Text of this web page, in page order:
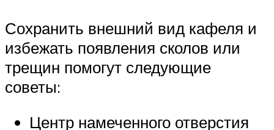
Сохранить внешний вид кафеля и
избежать появления сколов или
трещин помогут следующие
советы:
Центр намеченного отверстия